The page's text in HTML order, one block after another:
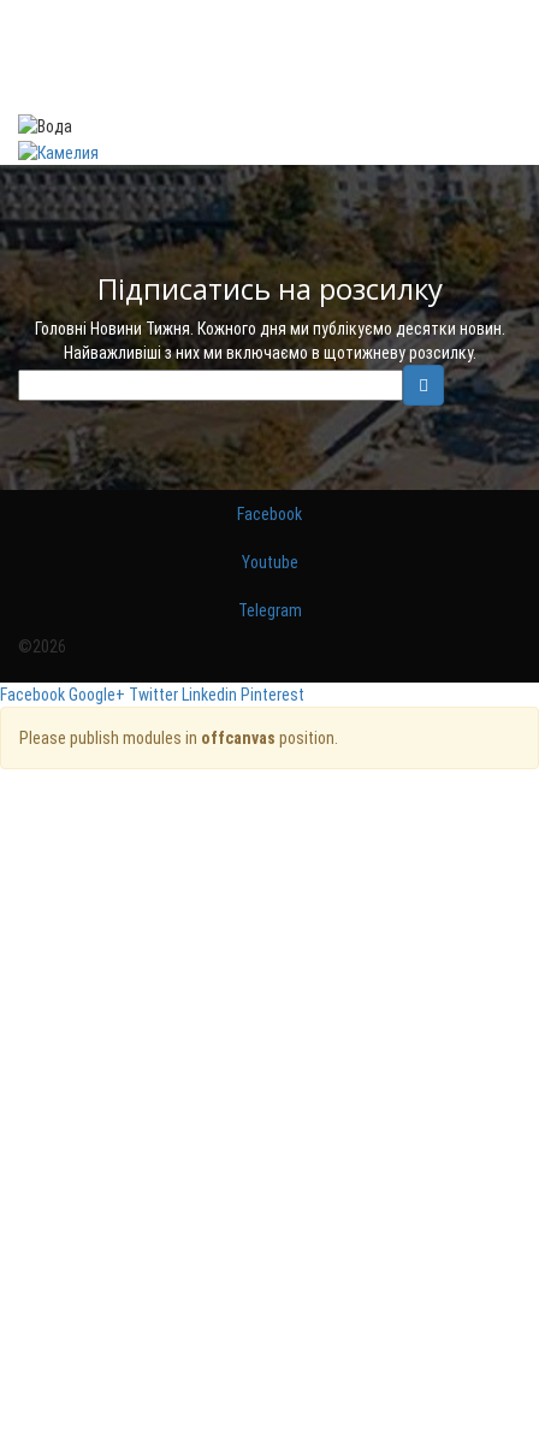
Підписатись на розсилку
Головні Новини Тижня. Кожного дня ми публікуємо десятки новин.
Найважливіші з них ми включаємо в щотижневу розсилку.
Facebook
Youtube
Telegram
©2026
FacebookGoogle+ TwitterLinkedin Pinterest
Please publish modules in offcanvas position.